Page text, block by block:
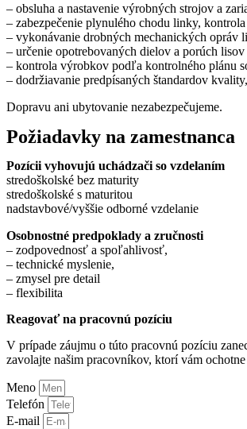
– obsluha a nastavenie výrobných strojov a
– zabezpečenie plynulého chodu linky,
– vykonávanie drobných mechanických opráv
– určenie opotrebovaných dielov a porúch
– kontrola výrobkov podľa kontrolného plánu
– dodržiavanie predpísaných štandardov
Dopravu ani ubytovanie nezabezpečujeme.
Požiadavky na zamestnanca
Pozícii vyhovujú uchádzači so vzdelaním
stredoškolské bez maturity
stredoškolské s maturitou
nadstavbové/vyššie odborné vzdelanie
Osobnostné predpoklady a zručnosti
– zodpovednosť a spoľahlivosť,
– technické myslenie,
– zmysel pre detail
– flexibilita
Reagovať na pracovnú pozíciu
V prípade záujmu o túto pracovnú pozíciu
zavolajte našim pracovníkov, ktorí vám
Meno
Telefón
E-mail